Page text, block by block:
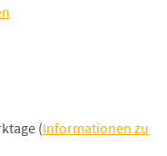
(Informationen zu